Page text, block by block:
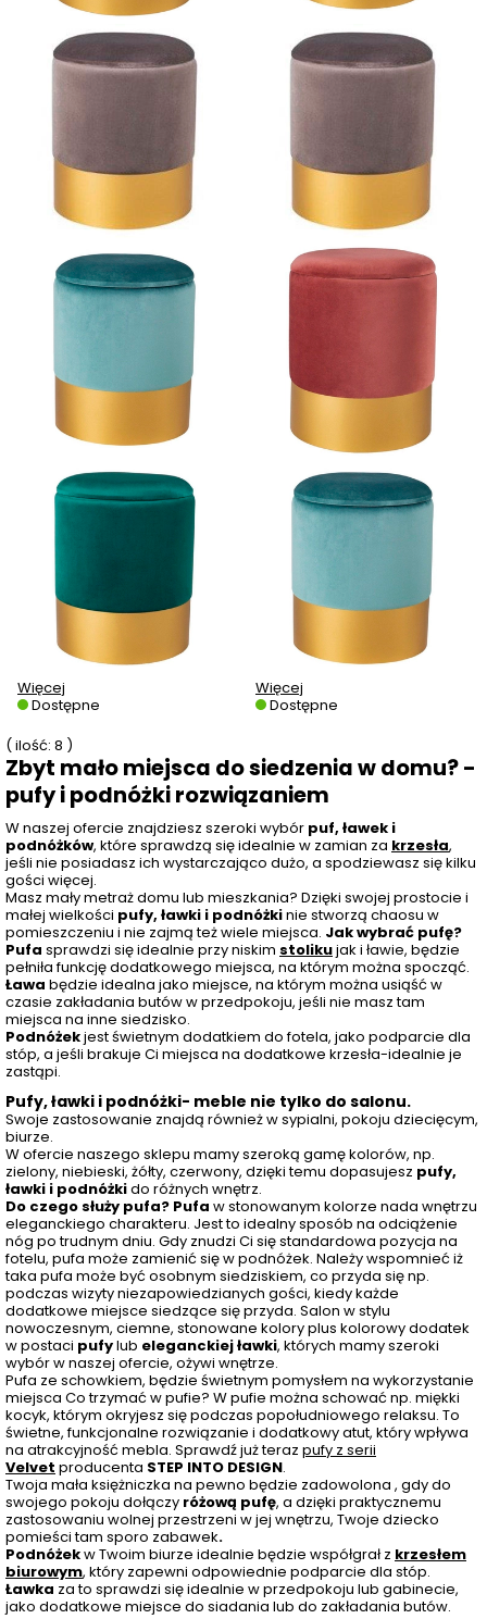
Więcej
Dostępne
Więcej
Dostępne
( ilość: 8 )
Zbyt mało miejsca do siedzenia w domu? -
pufy i podnóżki rozwiązaniem
W naszej ofercie znajdziesz szeroki wybór puf, ławek i
podnóżków, które sprawdzą się idealnie w zamian za krzesła,
jeśli nie posiadasz ich wystarczająco dużo, a spodziewasz się kilku
gości więcej.
Masz mały metraż domu lub mieszkania? Dzięki swojej prostocie i
małej wielkości pufy, ławki i podnóżkinie stworzą chaosu w
pomieszczeniu i nie zajmą też wiele miejsca. Jak wybrać pufę?
Pufa sprawdzi się idealnie przy niskim stolikujak i ławie, będzie
pełniła funkcję dodatkowego miejsca, na którym można spocząć.
Ława będzie idealna jako miejsce, na którym można usiąść w
czasie zakładania butów w przedpokoju, jeśli nie masz tam
miejsca na inne siedzisko.
Podnóżekjest świetnym dodatkiem do fotela, jako podparcie dla
stóp, a jeśli brakuje Ci miejsca na dodatkowe krzesła-idealnie je
zastąpi.
Pufy, ławki i podnóżki- meble nie tylko do salonu.
Swoje zastosowanie znajdą również w sypialni, pokoju dziecięcym,
biurze.
W ofercie naszego sklepu mamy szeroką gamę kolorów, np.
zielony, niebieski, żółty, czerwony, dzięki temu dopasujesz pufy,
ławki i podnóżkido różnych wnętrz.
Do czego służy pufa? Pufa w stonowanym kolorze nada wnętrzu
eleganckiego charakteru. Jest to idealny sposób na odciążenie
nóg po trudnym dniu. Gdy znudzi Ci się standardowa pozycja na
fotelu, pufa może zamienić się w podnóżek. Należy wspomnieć iż
taka pufa może być osobnym siedziskiem, co przyda się np.
podczas wizyty niezapowiedzianych gości, kiedy każde
dodatkowe miejsce siedzące się przyda. Salon w stylu
nowoczesnym, ciemne, stonowane kolory plus kolorowy dodatek
w postaci pufylub eleganckiej ławki, których mamy szeroki
wybór w naszej ofercie, ożywi wnętrze.
Pufa ze schowkiem, będzie świetnym pomysłem na wykorzystanie
miejsca Co trzymać w pufie? W pufie można schować np. miękki
kocyk, którym okryjesz się podczas popołudniowego relaksu. To
świetne, funkcjonalne rozwiązanie i dodatkowy atut, który wpływa
na atrakcyjność mebla. Sprawdź już teraz pufy z serii
Velvet producenta STEP INTO DESIGN.
Twoja mała księżniczka na pewno będzie zadowolona , gdy do
swojego pokoju dołączy różową pufę, a dzięki praktycznemu
zastosowaniu wolnej przestrzeni w jej wnętrzu, Twoje dziecko
pomieści tam sporo zabawek.
Podnóżekw Twoim biurze idealnie będzie współgrał z krzesłem
biurowym, który zapewni odpowiednie podparcie dla stóp.
Ławka za to sprawdzi się idealnie w przedpokoju lub gabinecie,
jako dodatkowe miejsce do siadania lub do zakładania butów.